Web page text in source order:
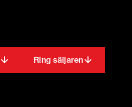
Ring säljaren